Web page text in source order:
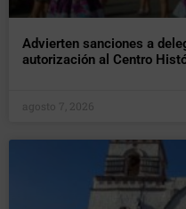
Advierten sanciones a
autorización al Centro
agosto 7, 2026